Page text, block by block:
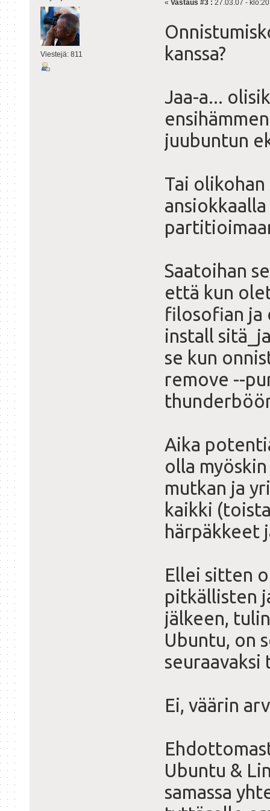
Viestejä: 811
« Vastaus #3 : 27.03.07 -
kanssa?
Jaa-a...
juubuntun
Tai
Saatoihan
että kun
filosofian ja
install
se kun
remove --
Aika
olla
mutkan ja
kaikki
härpäkkeet
Ellei sitten
pitkällisten
jälkeen,
Ubuntu, on
Ei, väärin
Ubuntu &
samassa